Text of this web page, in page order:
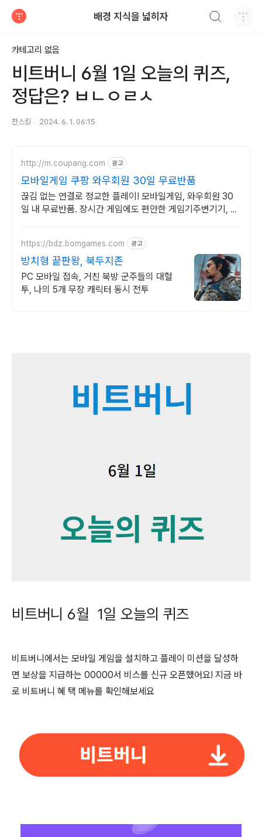
배경 지식을 넓히자
카테고리 없음
비트버니 6월 1일 오늘의 퀴즈,
정답은? ㅂㄴㅇㄹㅅ
찬스킹 2024. 6. 1. 06:15
http://m.coupang.com 광고
모바일게임 쿠팡 와우회원 30일 무료반품
끊김 없는 연결로 정교한 플레이! 모바일게임, 와우회원 30
일 내 무료반품. 장시간 게임에도 편안한 게임기주변기기, 와
https://bdz.bomgames.com 광고
방치형 끝판왕, 북두지존
PC 모바일 접속, 거친 북방 군주들의 대혈
투, 나의 5개 무장 캐릭터 동시 전투
비트버니 6월 1일 오늘의 퀴즈
비트버니에서는 모바일 게임을 설치하고 플레이 미션을 달성하
면 보상을 지급하는 00000서 비스를 신규 오픈했어요! 지금 바
로 비트버니 혜 택 메뉴를 확인해보세요